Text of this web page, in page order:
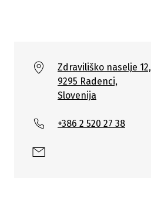
Zdraviliško naselje 12,
9295 Radenci,
Slovenija
+386 2 520 27 38